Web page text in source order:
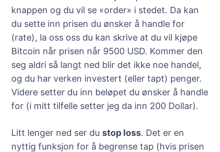
knappen og du vil se «order» i stedet. Da kan
du sette inn prisen du ønsker å handle for
(rate), la oss oss du kan skrive at du vil kjøpe
Bitcoin når prisen når 9500 USD. Kommer den
seg aldri så langt ned blir det ikke noe handel,
og du har verken investert (eller tapt) penger.
Videre setter du inn beløpet du ønsker å handle
for (i mitt tilfelle setter jeg da inn 200 Dollar).
Litt lenger ned ser du stop loss. Det er en
nyttig funksjon for å begrense tap (hvis prisen